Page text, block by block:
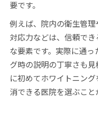
要です。
例えば、院内の衛生管
対応力などは、信頼で
な要素です。実際に通
グ時の説明の丁寧さも
に初めてホワイトニン
消できる医院を選ぶこと